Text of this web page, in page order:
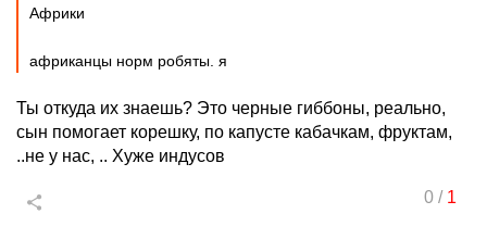
Африки
африканцы норм робяты. я
Ты откуда их знаешь? Это черные гиббоны, реально,
сын помогает корешку, по капусте кабачкам, фруктам,
..не у нас, .. Хуже индусов
0/ 1